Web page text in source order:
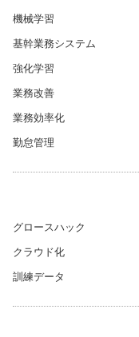
機械学習
基幹業務システム
強化学習
業務改善
業務効率化
勤怠管理
グロースハック
クラウド化
訓練データ